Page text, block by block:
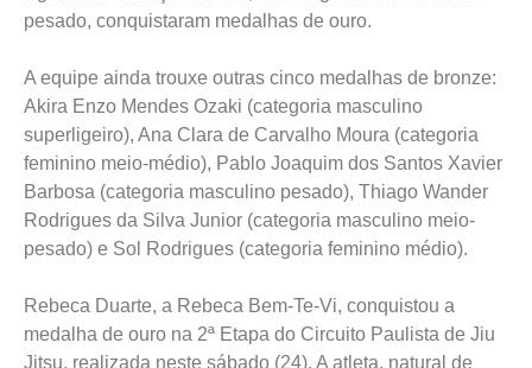
Agatha Mendonça Oliveira, da categoria feminino meio-
A equipe ainda trouxe outras cinco medalhas de bronze:
Akira Enzo Mendes Ozaki (categoria masculino
superligeiro), Ana Clara de Carvalho Moura (categoria
feminino meio-médio), Pablo Joaquim dos Santos Xavier
Barbosa (categoria masculino pesado), Thiago Wander
Rodrigues da Silva Junior (categoria masculino meio-
Rebeca Duarte, a Rebeca Bem-Te-Vi, conquistou a
medalha de ouro na 2ª Etapa do Circuito Paulista de Jiu